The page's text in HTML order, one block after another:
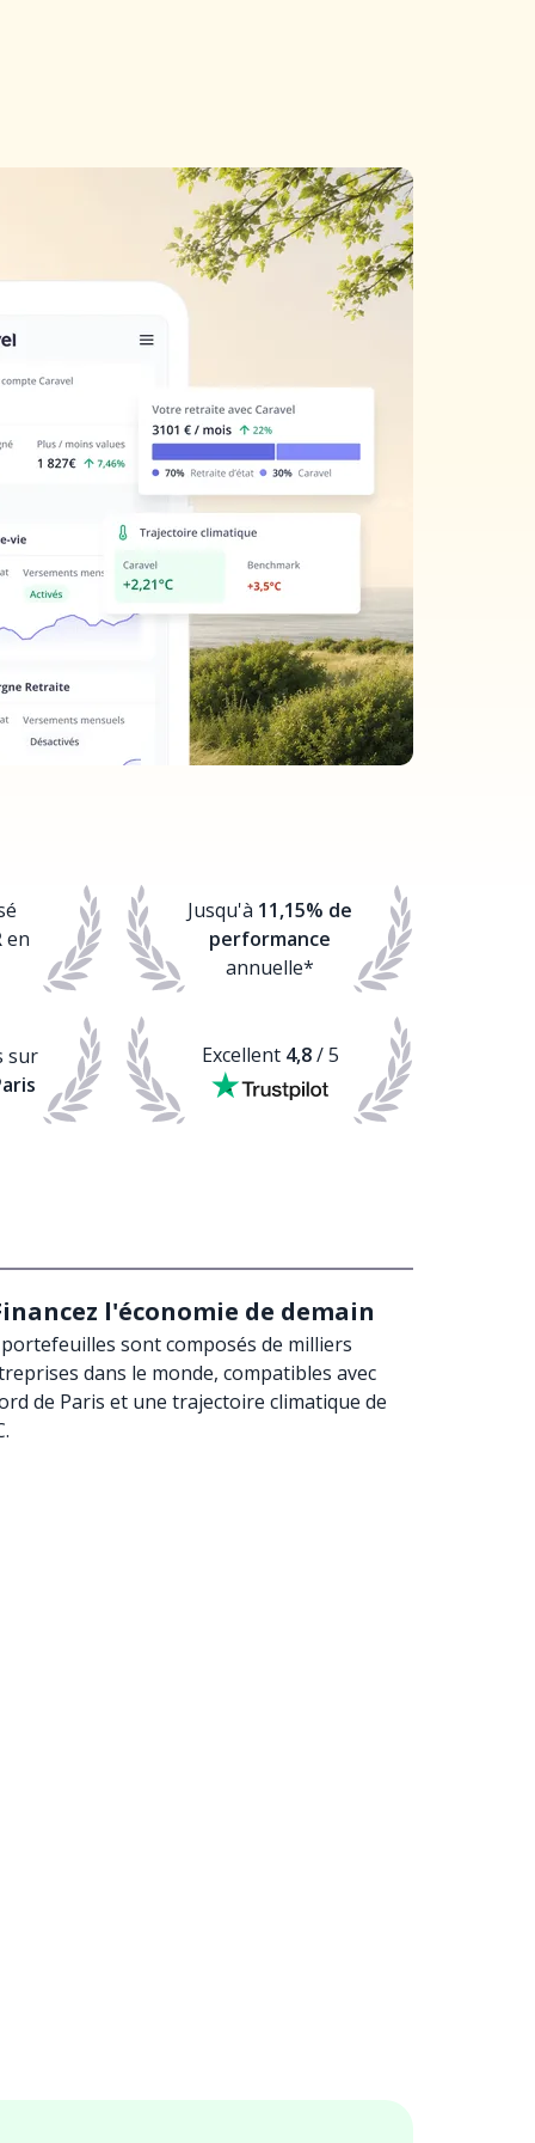
en
Jusqu'à 11,15% de
performance
annuelle*
sur
Excellent 4,8/ 5
l'économie de demain
sont composés de milliers
dans le monde, compatibles avec
de Paris et une trajectoire climatique de